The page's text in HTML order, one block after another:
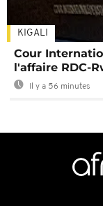
KIGALI
Cour
l'affaire RDC-
Il y a 56 minutes